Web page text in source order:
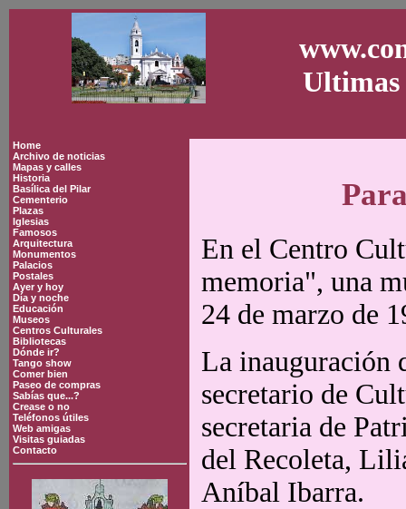
Ultimas
Home
Archivo de noticias
Mapas y calles
Historia
Basílica del Pilar
Cementerio
Plazas
Iglesias
Famosos
Arquitectura
Monumentos
Palacios
Postales
Ayer y hoy
Día y noche
Educación
Museos
Centros Culturales
Bibliotecas
Dónde ir?
Tango show
Comer bien
Paseo de compras
Sabías que...?
Crease o no
Teléfonos útiles
Web amigas
Visitas guiadas
Contacto
En el Centro
memoria", una
24 de marzo de
La inauguración
secretario de
secretaria de
del Recoleta,
Aníbal Ibarra.